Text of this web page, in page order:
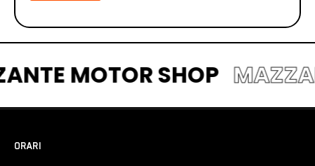
MOTOR SHOP
ORARI